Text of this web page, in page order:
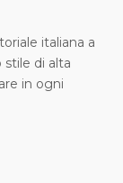
italiana a
di alta
in ogni